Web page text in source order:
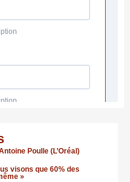
Poulle (L’Oréal)
visons que 60% des
»